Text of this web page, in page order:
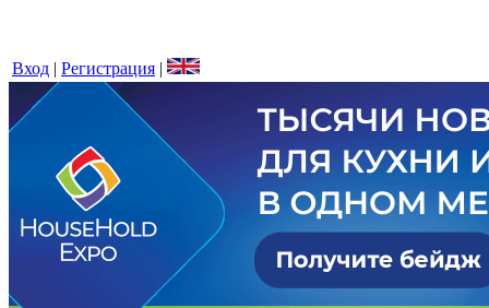
Вход | Регистрация |